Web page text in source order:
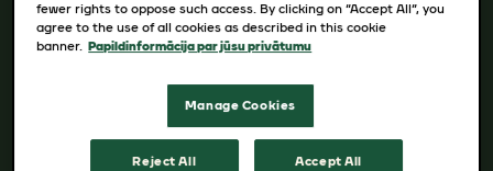
10x12,4 g kaste 12,4 g paciņa
fewer rights to oppose such access. By clicking on “Accept All”, you
agree to the use of all cookies as described in this cookie
banner. Papildinformācija par jūsu privātumu
Manage Cookies
Reject All Accept All